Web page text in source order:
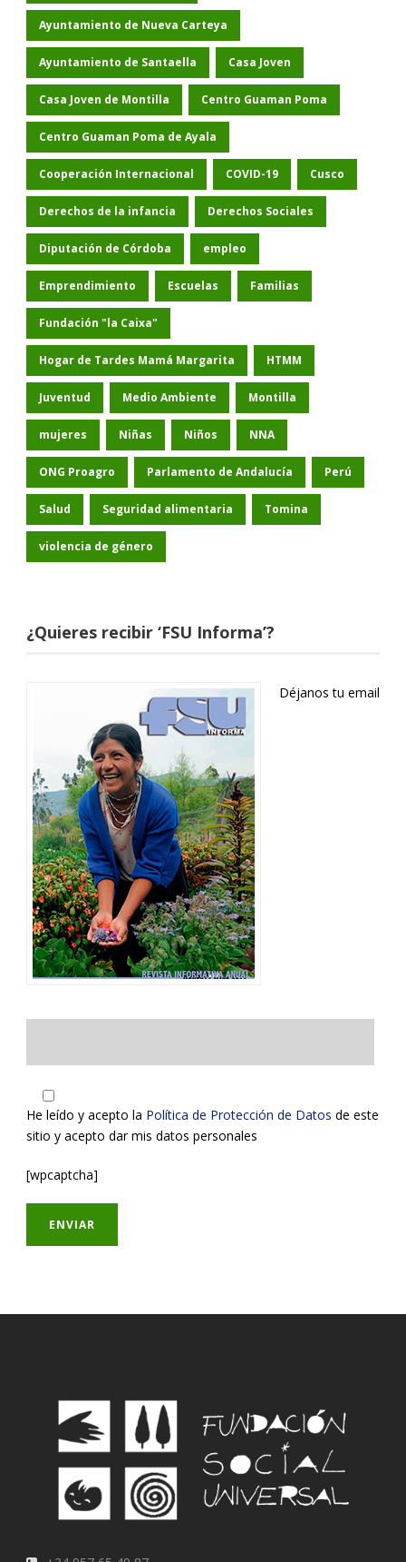
Ayuntamiento de Nueva Carteya
Ayuntamiento de Santaella Casa Joven
Casa Joven de Montilla Centro Guaman Poma
Centro Guaman Poma de Ayala
Cooperación Internacional COVID-19 Cusco
Derechos de la infancia Derechos Sociales
Diputación de Córdoba empleo
Emprendimiento Escuelas Familias
Fundación "la Caixa"
Hogar de Tardes Mamá Margarita HTMM
Juventud Medio Ambiente Montilla
mujeres Niñas Niños NNA
ONG Proagro Parlamento de Andalucía Perú
Salud Seguridad alimentaria Tomina
violencia de género
¿Quieres recibir ‘FSU Informa’?
Déjanos tu email
He leído y acepto la Política de Protección de Datos de este
sitio y acepto dar mis datos personales
[wpcaptcha]